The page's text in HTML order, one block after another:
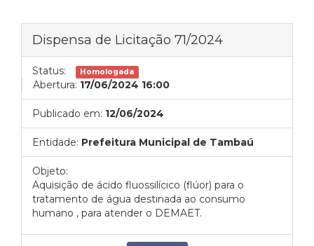
Dispensa de Licitação 71/2024
Status: Homologada
Abertura: 17/06/2024 16:00
Publicado em: 12/06/2024
Entidade: Prefeitura Municipal de Tambaú
Objeto:
Aquisição de ácido fluossilícico (flúor) para o
tratamento de água destinada ao consumo
humano , para atender o DEMAET.